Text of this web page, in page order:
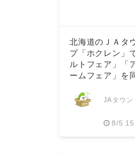
北海道のＪＡタ
プ「ホクレン」
ルトフェア」「
ームフェア」を
JAタウン
8/5